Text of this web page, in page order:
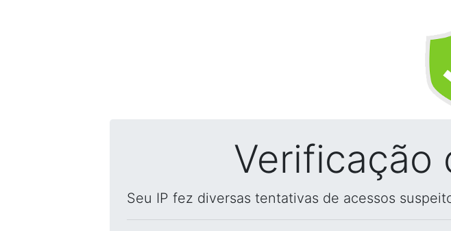
Verificação
Seu IP fez diversas tentativas de acessos